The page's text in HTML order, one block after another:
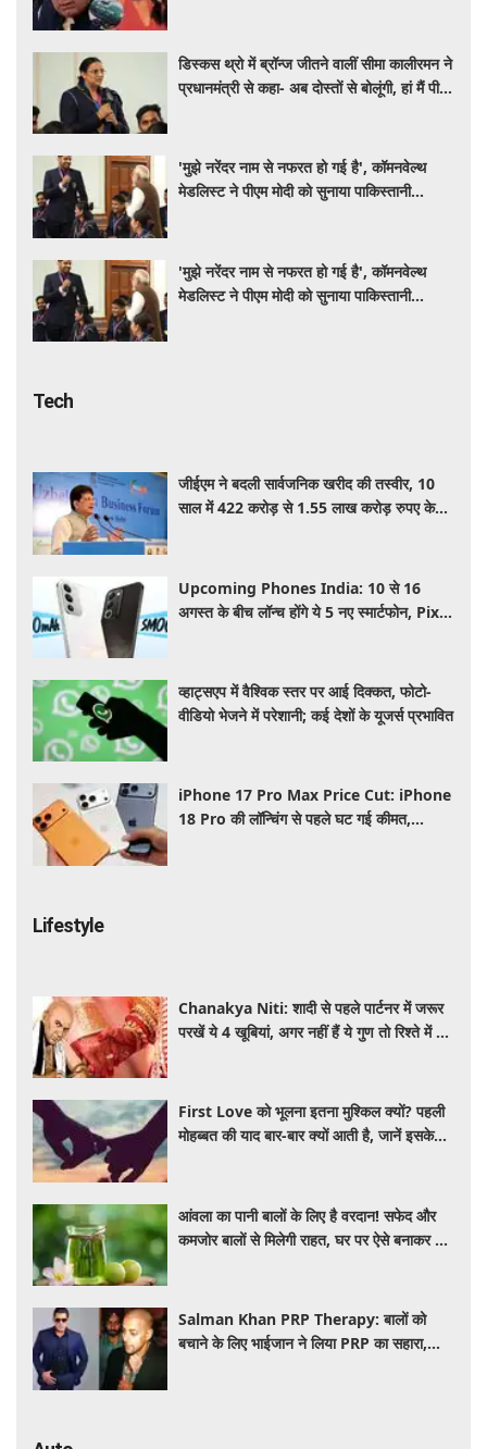
डिस्कस थ्रो में ब्रॉन्ज जीतने वालीं सीमा कालीरमन ने
प्रधानमंत्री से कहा- अब दोस्तों से बोलूंगी, हां मैं पीएम
'मुझे नरेंदर नाम से नफरत हो गई है', कॉमनवेल्थ
मेडलिस्ट ने पीएम मोदी को सुनाया पाकिस्तानी
'मुझे नरेंदर नाम से नफरत हो गई है', कॉमनवेल्थ
मेडलिस्ट ने पीएम मोदी को सुनाया पाकिस्तानी
Tech
जीईएम ने बदली सार्वजनिक खरीद की तस्वीर, 10
साल में 422 करोड़ से 1.55 लाख करोड़ रुपए के
Upcoming Phones India: 10 से 16
अगस्त के बीच लॉन्च होंगे ये 5 नए स्मार्टफोन, Pixel
व्हाट्सएप में वैश्विक स्तर पर आई दिक्कत, फोटो-
वीडियो भेजने में परेशानी; कई देशों के यूजर्स प्रभावित
iPhone 17 Pro Max Price Cut: iPhone
18 Pro की लॉन्चिंग से पहले घट गई कीमत,
Lifestyle
Chanakya Niti: शादी से पहले पार्टनर में जरूर
परखें ये 4 खूबियां, अगर नहीं हैं ये गुण तो रिश्ते में बढ़
First Love को भूलना इतना मुश्किल क्यों? पहली
मोहब्बत की याद बार-बार क्यों आती है, जानें इसके
आंवला का पानी बालों के लिए है वरदान! सफेद और
कमजोर बालों से मिलेगी राहत, घर पर ऐसे बनाकर करें
Salman Khan PRP Therapy: बालों को
बचाने के लिए भाईजान ने लिया PRP का सहारा,